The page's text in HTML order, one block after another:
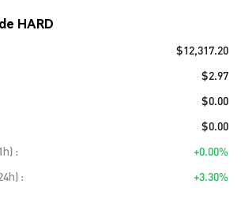
HARD
$12,317.20
$2.97
$0.00
$0.00
+0.00%
+3.30%